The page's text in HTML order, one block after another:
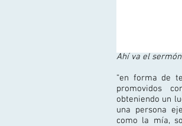
Ahí va el
“en forma de
promovidos
obteniendo un
una persona
como la mía,